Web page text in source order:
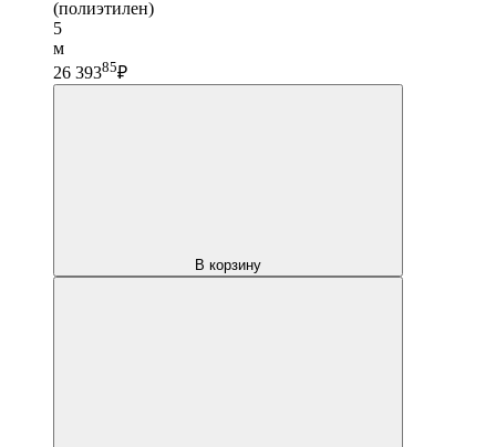
(полиэтилен)
5
м
26 39385₽
В корзину